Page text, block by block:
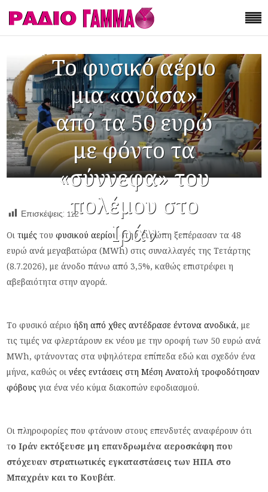
Το φυσικό αέριο
μια «ανάσα»
από τα 50 ευρώ
με φόντο τα
«σύννεφα» του
πολέμου στο
Ιράν
Επισκέψεις: 112
Οιτιμές τουφυσικού αερίου στην Ευρώπη ξεπέρασαν τα 48
ευρώ ανά μεγαβατώρα (MWh) στις συναλλαγές της Τετάρτης
(8.7.2026), με άνοδο πάνω από 3,5%, καθώς επιστρέφει η
αβεβαιότητα στην αγορά.
Το φυσικό αέριοήδη από χθες αντέδρασε έντονα ανοδικά, με
τις τιμές να φλερτάρουν εκ νέου με την οροφή των 50 ευρώ ανά
MWh, φτάνοντας στα υψηλότερα επίπεδα εδώ και σχεδόν ένα
μήνα, καθώς οινέες εντάσεις στη Μέση Ανατολή τροφοδότησαν
φόβουςγια ένα νέο κύμα διακοπών εφοδιασμού.
Οι πληροφορίες που φτάνουν στους επενδυτές αναφέρουν ότι
το Ιράν εκτόξευσε μη επανδρωμένα αεροσκάφη που
στόχευαν στρατιωτικές εγκαταστάσεις των ΗΠΑ στο
Μπαχρέιν και το Κουβέιτ.